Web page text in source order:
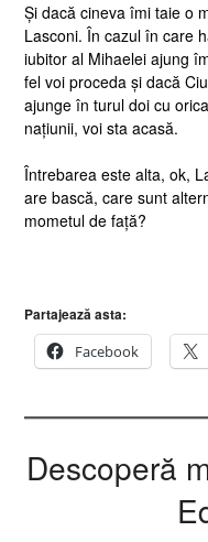
Și dacă cineva îmi taie o
Lasconi. În cazul în care
iubitor al Mihaelei ajung
fel voi proceda și dacă
ajunge în turul doi cu
națiunii, voi sta acasă.
Întrebarea este alta, ok,
are bască, care sunt
mometul de față?
Partajează asta:
Facebook
Descoperă